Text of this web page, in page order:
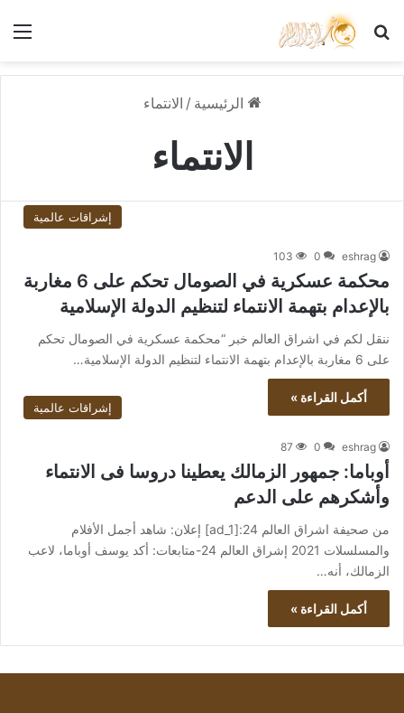
بحث عن
الرئيسية / الانتماء
الانتماء
إشراقات عالمية
eshrag
0
103
محكمة عسكرية في الصومال تحكم على 6 مغاربة
بالإعدام بتهمة الانتماء لتنظيم الدولة الإسلامية
ننقل لكم في اشراق العالم خبر “محكمة عسكرية في الصومال تحكم
على 6 مغاربة بالإعدام بتهمة الانتماء لتنظيم الدولة الإسلامية…
أكمل القراءة »
إشراقات عالمية
eshrag
0
87
أوباما: جمهور الزمالك يعطينا دروسا فى الانتماء
وأشكرهم على الدعم
من صحيفة اشراق العالم 24:[ad_1] إعلان: شاهد أجمل الأفلام
والمسلسلات 2021 إشراق العالم 24-متابعات: أكد يوسف أوباما، لاعب
الزمالك، أنه…
أكمل القراءة »